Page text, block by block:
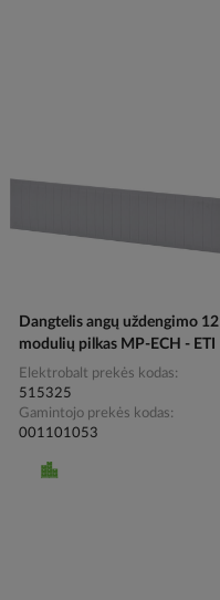
Dangtelis angų uždengimo 12
modulių pilkas MP-ECH - ETI
Elektrobalt prekės kodas
515325
Gamintojo prekės kodas
001101053